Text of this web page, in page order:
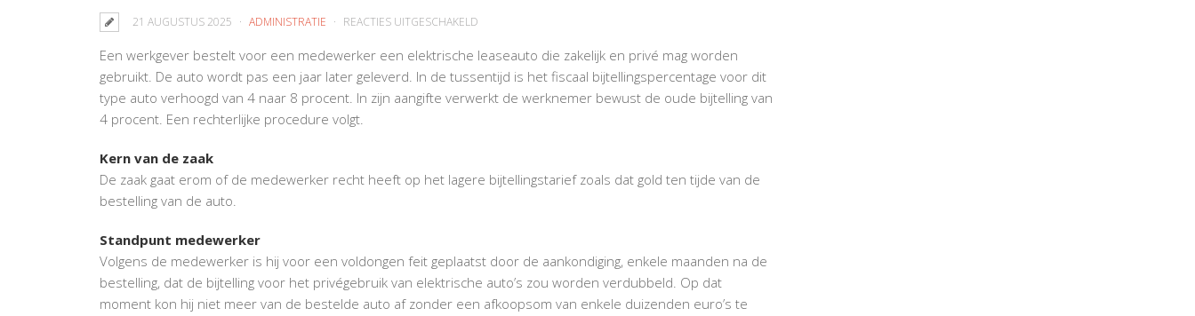
21 AUGUSTUS 2025 ADMINISTRATIE REACTIES UITGESCHAKELD
NA
BESTELLING
AUTO
Een werkgever bestelt voor een medewerker een elektrische leaseauto die zakelijk en privé mag worden
gebruikt. De auto wordt pas een jaar later geleverd. In de tussentijd is het fiscaal bijtellingspercentage voor dit
type auto verhoogd van 4 naar 8 procent. In zijn aangifte verwerkt de werknemer bewust de oude bijtelling van
4 procent. Een rechterlijke procedure volgt.
Kern van de zaak
De zaak gaat erom of de medewerker recht heeft op het lagere bijtellingstarief zoals dat gold ten tijde van de
bestelling van de auto.
Standpunt medewerker
Volgens de medewerker is hij voor een voldongen feit geplaatst door de aankondiging, enkele maanden na de
bestelling, dat de bijtelling voor het privégebruik van elektrische auto’s zou worden verdubbeld. Op dat
moment kon hij niet meer van de bestelde auto af zonder een afkoopsom van enkele duizenden euro’s te